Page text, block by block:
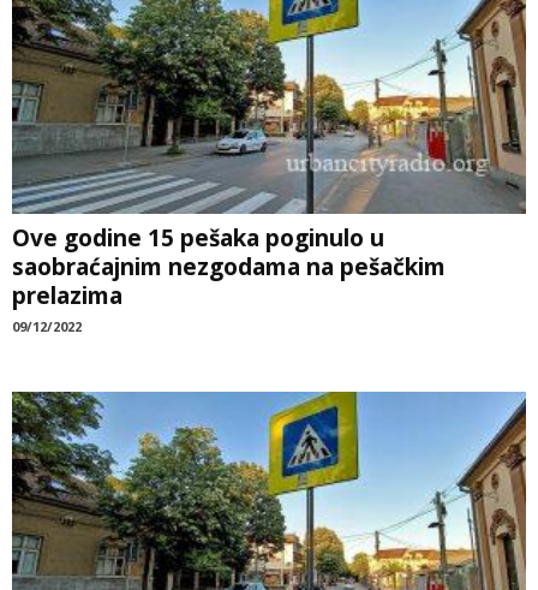
Ove godine 15 pešaka poginulo u
saobraćajnim nezgodama na pešačkim
prelazima
09/12/2022